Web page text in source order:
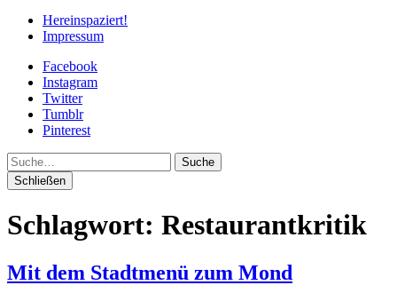
Hereinspaziert!
Impressum
Facebook
Instagram
Twitter
Tumblr
Pinterest
Suche
Schließen
Schlagwort: Restaurantkritik
Mit dem Stadtmenü zum Mond